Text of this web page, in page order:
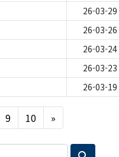
26-03-29
26-03-26
26-03-24
26-03-23
26-03-19
9 10 »